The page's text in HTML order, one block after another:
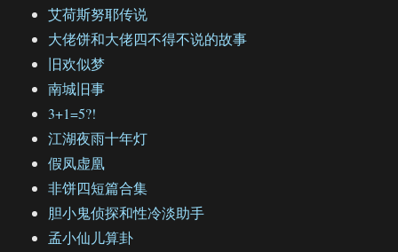
艾荷斯努耶传说
大佬饼和大佬四不得不说的故事
旧欢似梦
南城旧事
3+1=5?!
江湖夜雨十年灯
假凤虚凰
非饼四短篇合集
胆小鬼侦探和性冷淡助手
孟小仙儿算卦